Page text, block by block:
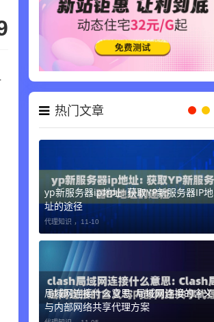
热门文章
yp新服务器ip地址: 获取YP新服务器IP地
址的途径
11-10
局域网连接什么意思: 局域网连接的含义
与内部网络共享代理方案